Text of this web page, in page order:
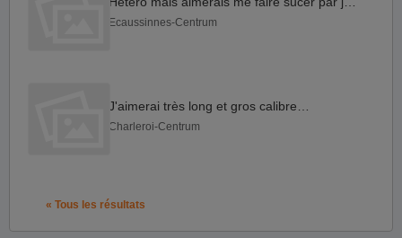
Ecaussinnes-Centrum
Charleroi-Centrum
« Tous les résultats